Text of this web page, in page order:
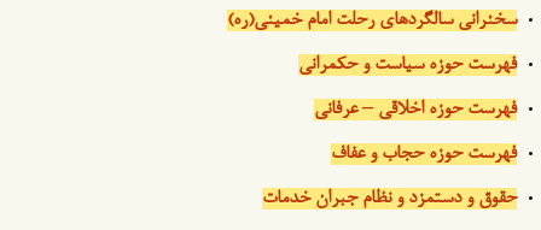
سخنرانی سالگردهای رحلت امام خمینی(ره)
فهرست حوزه سیاست و حکمرانی
فهرست حوزه اخلاقی – عرفانی
فهرست حوزه حجاب و عفاف
حقوق و دستمزد و نظام جبران خدمات